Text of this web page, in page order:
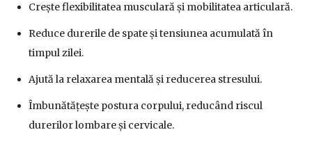
Crește flexibilitatea musculară și mobilitatea articulară.
Reduce durerile de spate și tensiunea acumulată în
timpul zilei.
Ajută la relaxarea mentală și reducerea stresului.
Îmbunătățește postura corpului, reducând riscul
durerilor lombare și cervicale.